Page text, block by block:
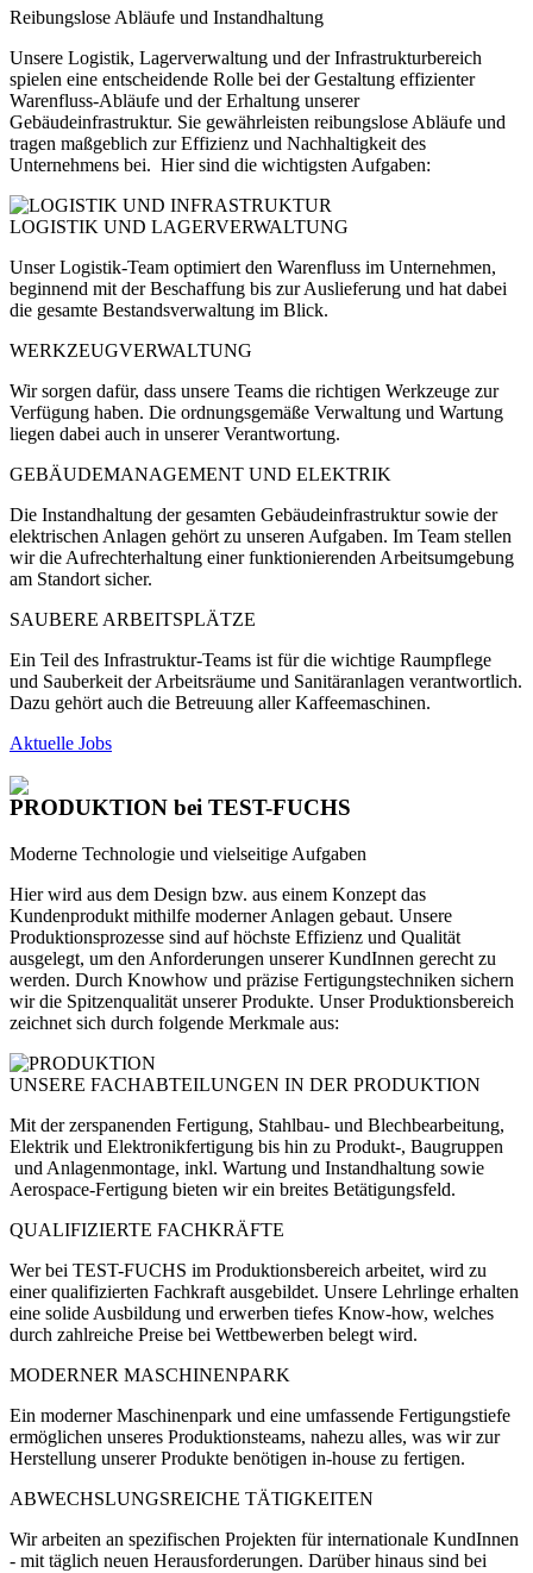
Reibungslose Abläufe und Instandhaltung
Unsere Logistik, Lagerverwaltung und der Infrastrukturbereich
spielen eine entscheidende Rolle bei der Gestaltung effizienter
Warenfluss-Abläufe und der Erhaltung unserer
Gebäudeinfrastruktur. Sie gewährleisten reibungslose Abläufe und
tragen maßgeblich zur Effizienz und Nachhaltigkeit des
Unternehmens bei. Hier sind die wichtigsten Aufgaben:
LOGISTIK UND LAGERVERWALTUNG
Unser Logistik-Team optimiert den Warenfluss im Unternehmen,
beginnend mit der Beschaffung bis zur Auslieferung und hat dabei
die gesamte Bestandsverwaltung im Blick.
WERKZEUGVERWALTUNG
Wir sorgen dafür, dass unsere Teams die richtigen Werkzeuge zur
Verfügung haben. Die ordnungsgemäße Verwaltung und Wartung
liegen dabei auch in unserer Verantwortung.
GEBÄUDEMANAGEMENT UND ELEKTRIK
Die Instandhaltung der gesamten Gebäudeinfrastruktur sowie der
elektrischen Anlagen gehört zu unseren Aufgaben. Im Team stellen
wir die Aufrechterhaltung einer funktionierenden Arbeitsumgebung
am Standort sicher.
SAUBERE ARBEITSPLÄTZE
Ein Teil des Infrastruktur-Teams ist für die wichtige Raumpflege
und Sauberkeit der Arbeitsräume und Sanitäranlagen verantwortlich.
Dazu gehört auch die Betreuung aller Kaffeemaschinen.
Aktuelle Jobs
PRODUKTION bei TEST-FUCHS
Moderne Technologie und vielseitige Aufgaben
Hier wird aus dem Design bzw. aus einem Konzept das
Kundenprodukt mithilfe moderner Anlagen gebaut. Unsere
Produktionsprozesse sind auf höchste Effizienz und Qualität
ausgelegt, um den Anforderungen unserer KundInnen gerecht zu
werden. Durch Knowhow und präzise Fertigungstechniken sichern
wir die Spitzenqualität unserer Produkte. Unser Produktionsbereich
zeichnet sich durch folgende Merkmale aus:
UNSERE FACHABTEILUNGEN IN DER PRODUKTION
Mit der zerspanenden Fertigung, Stahlbau- und Blechbearbeitung,
Elektrik und Elektronikfertigung bis hin zu Produkt-, Baugruppen
und Anlagenmontage, inkl. Wartung und Instandhaltung sowie
Aerospace-Fertigung bieten wir ein breites Betätigungsfeld.
QUALIFIZIERTE FACHKRÄFTE
Wer bei TEST-FUCHS im Produktionsbereich arbeitet, wird zu
einerqualifizierten Fachkraft ausgebildet. Unsere Lehrlinge erhalten
eine solide Ausbildung und erwerben tiefes Know-how, welches
durch zahlreiche Preise bei Wettbewerben belegt wird.
MODERNER MASCHINENPARK
Ein moderner Maschinenpark und eine umfassende Fertigungstiefe
ermöglichen unseres Produktionsteams, nahezu alles, was wir zur
Herstellung unserer Produkte benötigen in-house zu fertigen.
ABWECHSLUNGSREICHE TÄTIGKEITEN
Wir arbeiten an spezifischen Projekten für internationale KundInnen
- mit täglich neuen Herausforderungen. Darüber hinaus sind bei